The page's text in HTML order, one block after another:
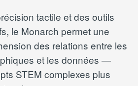
tactile et des outils
le Monarch permet une
des relations entre les
et les données —
STEM complexes plus